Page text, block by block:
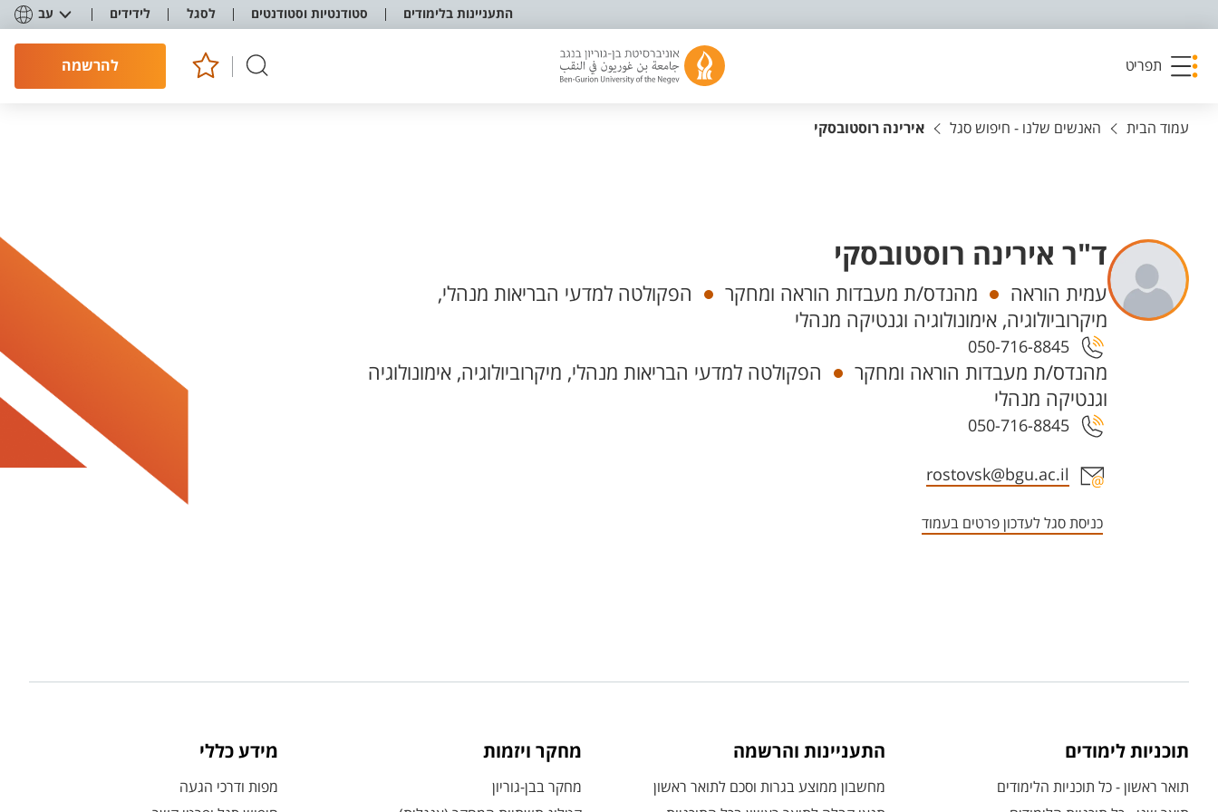
התעניינות בלימודים סטודנטיות וסטודנטים לסגל לידידים עב
תפריט להרשמה
עמוד הבית האנשים שלנו - חיפוש סגל אירינה רוסטובסקי
ד"ר אירינה רוסטובסקי
יחידות
עמית הוראה מהנדס/ת מעבדות הוראה ומחקר
הפקולטה למדעי הבריאות מנהלי,
מיקרוביולוגיה, אימונולוגיה וגנטיקה מנהלי
050-716-8845
מהנדס/ת מעבדות הוראה ומחקר
הפקולטה למדעי הבריאות מנהלי, מיקרוביולוגיה, אימונולוגיה
וגנטיקה מנהלי
050-716-8845
אזור צור קשר עם איש הסגל
rostovsk@bgu.ac.il
כניסת סגל לעדכון פרטים בעמוד
תוכניות לימודים
תואר ראשון - כל תוכניות הלימודים
התעניינות והרשמה
מחשבון ממוצע בגרות וסכם לתואר ראשון
מחקר ויזמות
מחקר בבן-גוריון
מידע כללי
מפות ודרכי הגעה